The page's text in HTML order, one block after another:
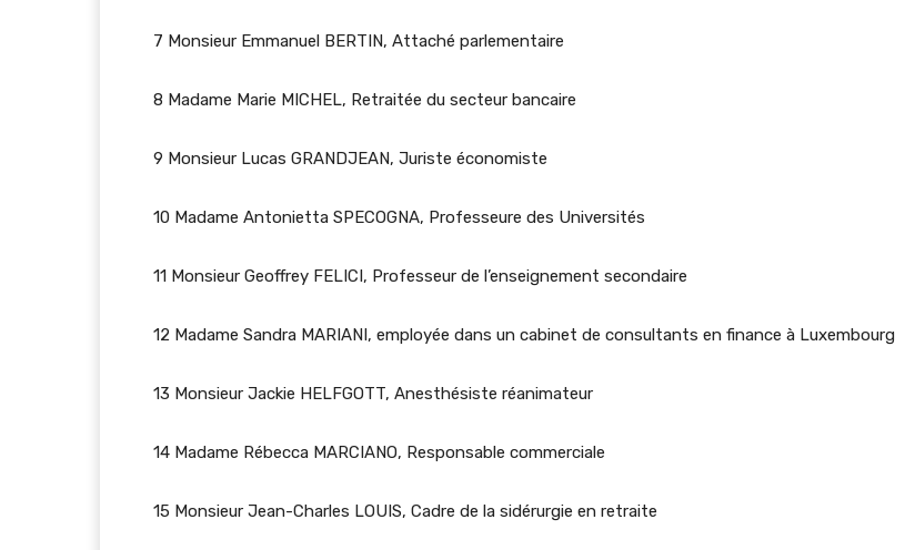
7 Monsieur Emmanuel BERTIN, Attaché parlementaire
8 Madame Marie MICHEL, Retraitée du secteur bancaire
9 Monsieur Lucas GRANDJEAN, Juriste économiste
10 Madame Antonietta SPECOGNA, Professeure des Universités
11 Monsieur Geoffrey FELICI, Professeur de l’enseignement secondaire
12 Madame Sandra MARIANI, employée dans un cabinet de consultants en finance à Luxembourg
13 Monsieur Jackie HELFGOTT, Anesthésiste réanimateur
14 Madame Rébecca MARCIANO, Responsable commerciale
15 Monsieur Jean-Charles LOUIS, Cadre de la sidérurgie en retraite